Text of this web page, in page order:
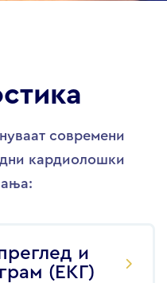
современи
кардиолошки
и
(ЕКГ)